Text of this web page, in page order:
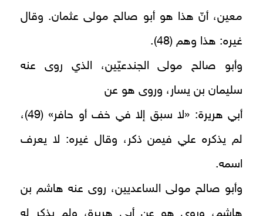
معين، أنّ هذا هو أبو صالح مولى عثمان. وقال
غيره: هذا وهم (48).
وأبو صالح مولى الجندعيّين، الذي روى عنه
سليمان بن يسار، وروى هو عن
أبي هريرة: «لا سبق إلا في خف أو حافر» (49)،
لم يذكره علي فيمن ذكر، وقال غيره: لا يعرف
اسمه.
وأبو صالح مولى الساعديين، روى عنه هاشم بن